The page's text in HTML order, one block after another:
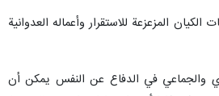
المزعزعة للاستقرار وأعماله العدوانية
والتي تنص على ان :"الحق الفردي والجماعي في الدفاع عن النفس يمكن أن